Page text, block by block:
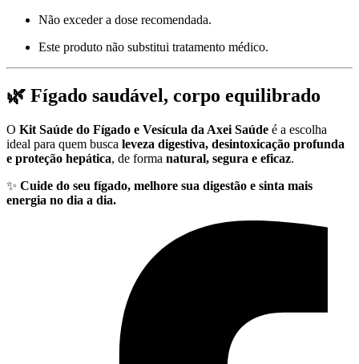
Não exceder a dose recomendada.
Este produto não substitui tratamento médico.
🌿 Fígado saudável, corpo equilibrado
O Kit Saúde do Fígado e Vesícula da Axei Saúde é a escolha
ideal para quem busca leveza digestiva, desintoxicação profunda
e proteção hepática, de forma natural, segura e eficaz.
✨ Cuide do seu fígado, melhore sua digestão e sinta mais
energia no dia a dia.